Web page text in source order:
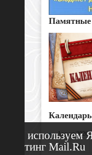
Календарь
«Август 2026
Пн
Вт
Мы используем
Рейтинг Mail.Ru